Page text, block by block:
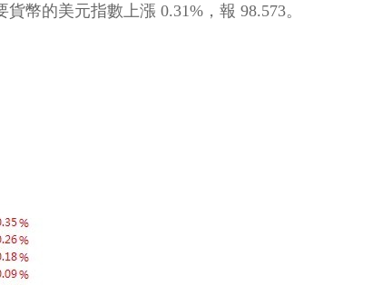
幣的美元指數上漲 0.31%，報 98.573。